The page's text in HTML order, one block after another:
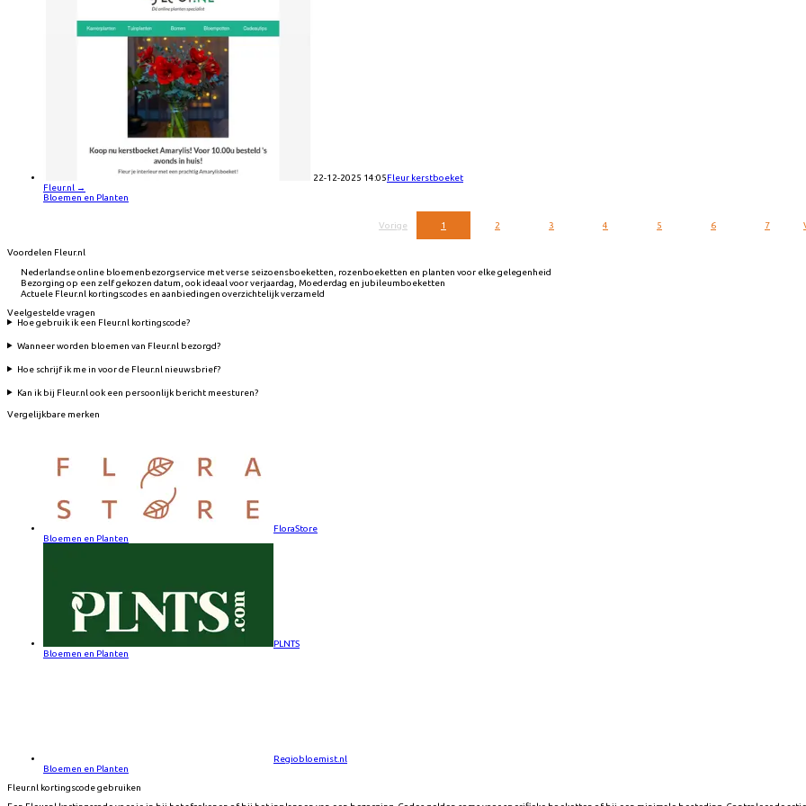
22-12-2025 14:05Fleur kerstboeket
Fleur.nl →
Bloemen en Planten
Vorige 1 2 3 4 5 6 7
Voordelen Fleur.nl
Nederlandse online bloemenbezorgservice met verse seizoensboeketten, rozenboeketten en planten voor elke gelegenheid
Bezorging op een zelf gekozen datum, ook ideaal voor verjaardag, Moederdag en jubileumboeketten
Actuele Fleur.nl kortingscodes en aanbiedingen overzichtelijk verzameld
Veelgestelde vragen
Hoe gebruik ik een Fleur.nl kortingscode?
Wanneer worden bloemen van Fleur.nl bezorgd?
Hoe schrijf ik me in voor de Fleur.nl nieuwsbrief?
Kan ik bij Fleur.nl ook een persoonlijk bericht meesturen?
Vergelijkbare merken
FloraStore
Bloemen en Planten
PLNTS
Bloemen en Planten
Regiobloemist.nl
Bloemen en Planten
Fleur.nl kortingscode gebruiken